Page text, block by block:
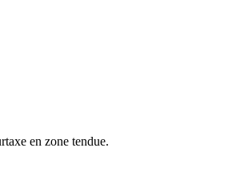
en zone tendue.